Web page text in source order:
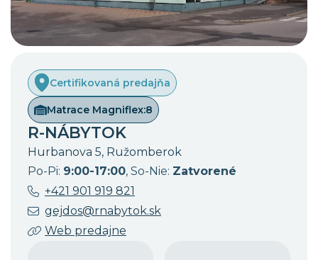
Certifikovaná predajňa
Matrace Magniflex:8
R-NÁBYTOK
Hurbanova 5, Ružomberok
Po-Pi: 9:00-17:00, So-Nie: Zatvorené
+421 901 919 821
gejdos@rnabytok.sk
Web predajne